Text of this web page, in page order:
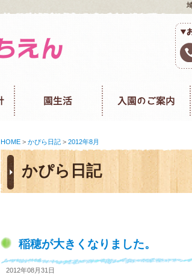
HOME > かぴら日記 > 2012年8月
かぴら日記
稲穂が大きくなりました。
2012年08月31日